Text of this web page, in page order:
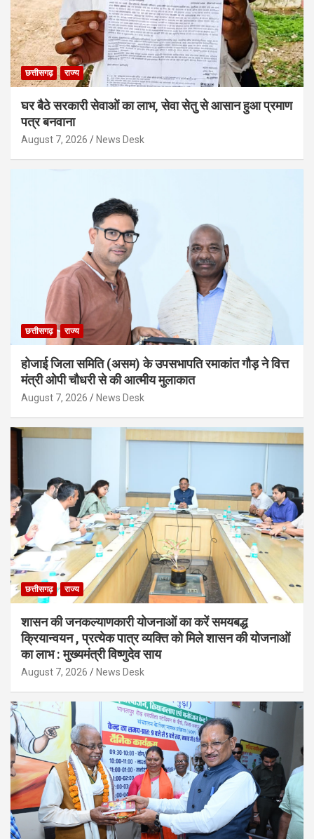
छत्तीसगढ़ राज्य
घर बैठे सरकारी सेवाओं का लाभ, सेवा सेतु से आसान हुआ प्रमाण
पत्र बनवाना
August 7, 2026 News Desk
छत्तीसगढ़ राज्य
होजाई जिला समिति (असम) के उपसभापति रमाकांत गौड़ ने वित्त
मंत्री ओपी चौधरी से की आत्मीय मुलाकात
August 7, 2026 News Desk
छत्तीसगढ़ राज्य
शासन की जनकल्याणकारी योजनाओं का करें समयबद्ध
क्रियान्वयन , प्रत्येक पात्र व्यक्ति को मिले शासन की योजनाओं
का लाभ : मुख्यमंत्री विष्णुदेव साय
August 7, 2026 News Desk